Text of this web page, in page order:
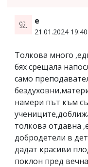
92. e
21.01.2024
Толкова много
бях срещала
само
намери път към
толкова отдавна
добродетели в
дадат красиви
поклон пред